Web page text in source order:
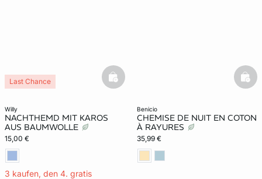
willy
NACHTHEMD MIT KAROS
AUS BAUMWOLLE
15,00 €
3 kaufen, den 4. gratis
Last Chance basketfull
benicio
CHEMISE DE NUIT EN COTON
À RAYURES
35,99 €